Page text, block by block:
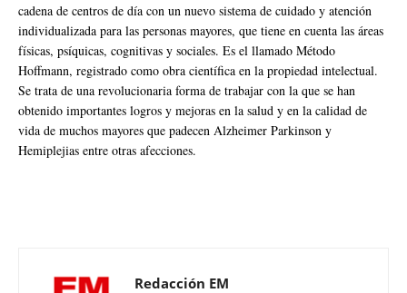
cadena de centros de día con un nuevo sistema de cuidado y atención
individualizada para las personas mayores, que tiene en cuenta las áreas
físicas, psíquicas, cognitivas y sociales. Es el llamado Método
Hoffmann, registrado como obra científica en la propiedad intelectual.
Se trata de una revolucionaria forma de trabajar con la que se han
obtenido importantes logros y mejoras en la salud y en la calidad de
vida de muchos mayores que padecen Alzheimer Parkinson y
Hemiplejias entre otras afecciones.
Redacción EM